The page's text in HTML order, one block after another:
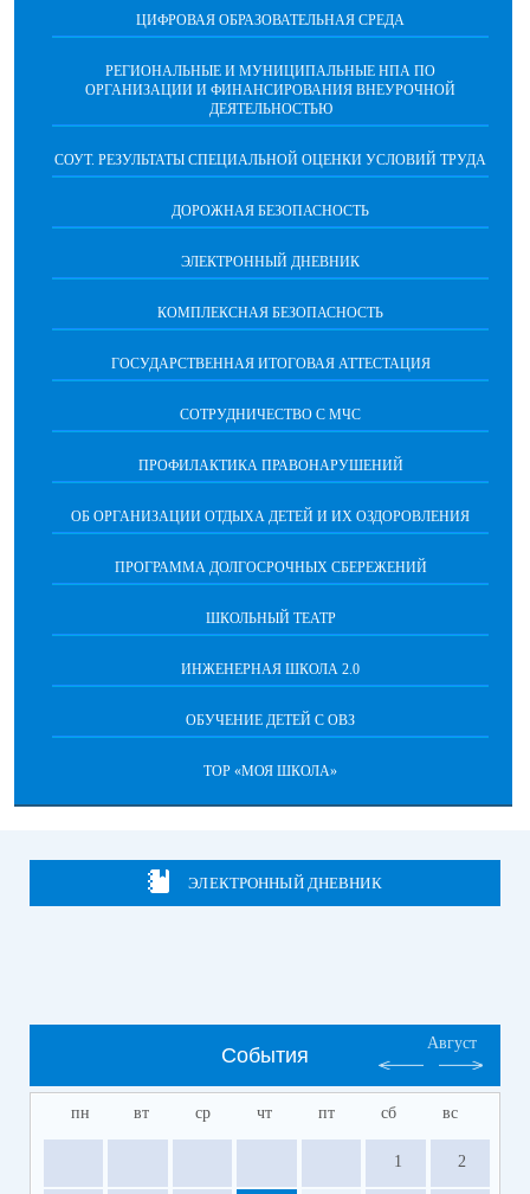
ЦИФРОВАЯ ОБРАЗОВАТЕЛЬНАЯ СРЕДА
РЕГИОНАЛЬНЫЕ И МУНИЦИПАЛЬНЫЕ НПА ПО
ОРГАНИЗАЦИИ И ФИНАНСИРОВАНИЯ ВНЕУРОЧНОЙ
ДЕЯТЕЛЬНОСТЬЮ
СОУТ. РЕЗУЛЬТАТЫ СПЕЦИАЛЬНОЙ ОЦЕНКИ УСЛОВИЙ ТРУДА
ДОРОЖНАЯ БЕЗОПАСНОСТЬ
ЭЛЕКТРОННЫЙ ДНЕВНИК
КОМПЛЕКСНАЯ БЕЗОПАСНОСТЬ
ГОСУДАРСТВЕННАЯ ИТОГОВАЯ АТТЕСТАЦИЯ
CОТРУДНИЧЕСТВО С МЧС
ПРОФИЛАКТИКА ПРАВОНАРУШЕНИЙ
ОБ ОРГАНИЗАЦИИ ОТДЫХА ДЕТЕЙ И ИХ ОЗДОРОВЛЕНИЯ
ПРОГРАММА ДОЛГОСРОЧНЫХ СБЕРЕЖЕНИЙ
ШКОЛЬНЫЙ ТЕАТР
ИНЖЕНЕРНАЯ ШКОЛА 2.0
ОБУЧЕНИЕ ДЕТЕЙ С ОВЗ
ТОР «МОЯ ШКОЛА»
ЭЛЕКТРОННЫЙ ДНЕВНИК
События
Август
пн вт ср чт пт сб вс
1 2